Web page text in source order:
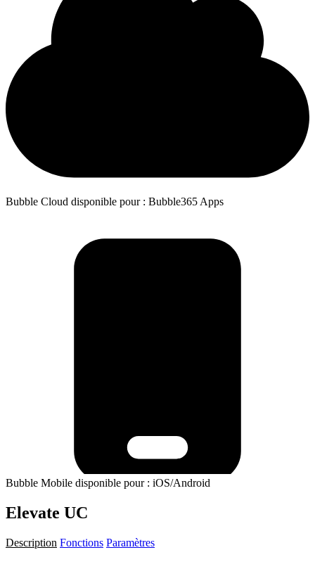
Bubble Cloud disponible pour : Bubble365 Apps
Bubble Mobile disponible pour : iOS/Android
Elevate UC
Description Fonctions Paramètres